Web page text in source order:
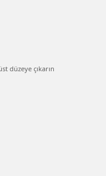
düzeye çıkarın